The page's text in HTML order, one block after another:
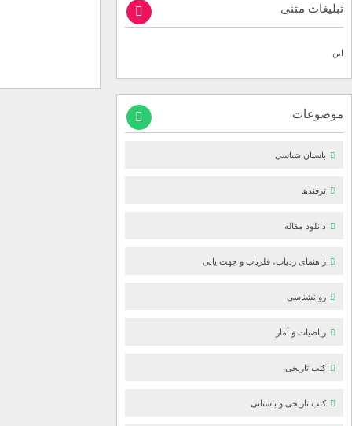
تبلیغات متنی
این
موضوعات
باستان شناسی
ترفندها
دانلود مقاله
راهنمای ردیاب، فلزیاب و جهت یابی
روانشناسی
ریاضیات و آمار
کتب تاریخی
کتب تاریخی و باستانی